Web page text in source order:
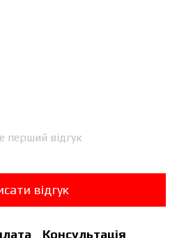
перший відгук
відгук
Консультація